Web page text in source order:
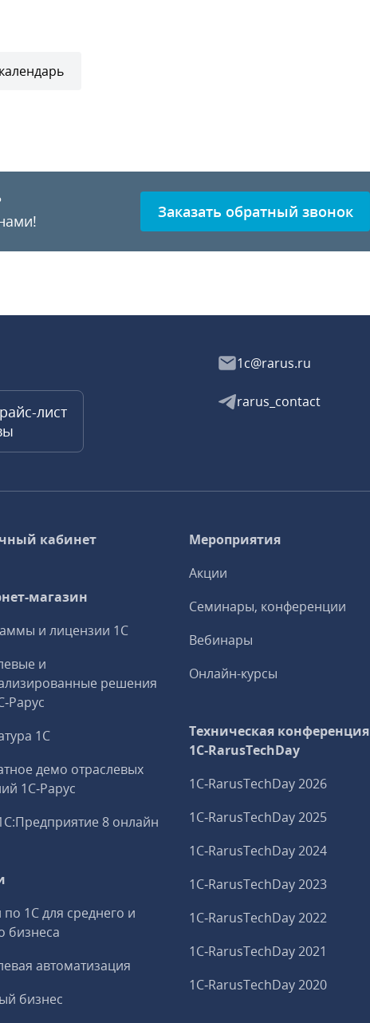
Заказать обратный звонок
лист
1c@rarus.ru
rarus_contact
кабинет
магазин
и лицензии 1С
и
решения
1С
демо отраслевых
1С‑Рарус
8 онлайн
по 1С для среднего и
бизнеса
автоматизация
бизнес
Мероприятия
Акции
Семинары, конференции
Вебинары
Онлайн-курсы
Техническая конференция
1C‑RarusTechDay
1C‑RarusTechDay 2026
1C‑RarusTechDay 2025
1C‑RarusTechDay 2024
1C‑RarusTechDay 2023
1C‑RarusTechDay 2022
1C‑RarusTechDay 2021
1C‑RarusTechDay 2020